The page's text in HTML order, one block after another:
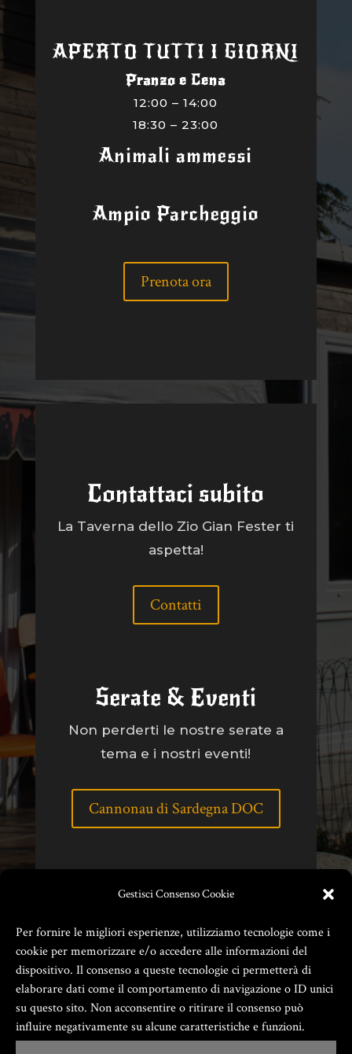
Gestisci Consenso Cookie
Per fornire le migliori esperienze, utilizziamo tecnologie come i
cookie per memorizzare e/o accedere alle informazioni del
dispositivo. Il consenso a queste tecnologie ci permetterà di
elaborare dati come il comportamento di navigazione o ID unici
su questo sito. Non acconsentire o ritirare il consenso può
influire negativamente su alcune caratteristiche e funzioni.
APERTO TUTTI I GIORNI
Pranzo e Cena
12:00 – 14:00
18:30 – 23:00
Animali ammessi
Ampio Parcheggio
Prenota ora
Contattaci subito
La Taverna dello Zio Gian Fester ti
aspetta!
Contatti
Serate & Eventi
Non perderti le nostre serate a
tema e i nostri eventi!
Cannonau di Sardegna DOC